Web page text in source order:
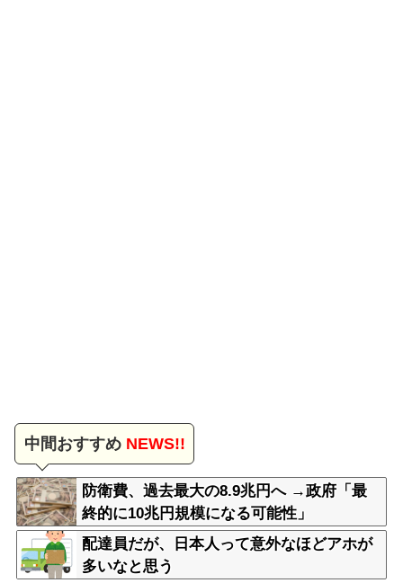
中間おすすめNEWS!!
防衛費、過去最大の8.9兆円へ →政府「最
終的に10兆円規模になる可能性」
配達員だが、日本人って意外なほどアホが
多いなと思う